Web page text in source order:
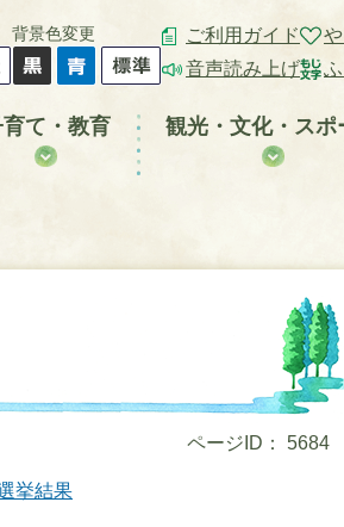
背景色変更
ご利用ガイド
音声読み上げ
て・教育 観光・文化・スポ
ページID： 5684
挙結果